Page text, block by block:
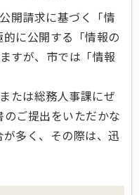
開請求に基づく「情
に公開する「情報の
すが、市では「情報
たは総務人事課にぜ
ご提出をいただかな
多く、その際は、迅